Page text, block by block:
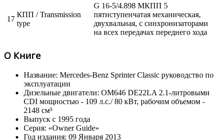
17
КПП / Transmission
type
G 16-5/4.898 МКПП 5
пятиступенчатая механическая,
двухвальная, с синхронизаторами
на всех передачах переднего хода
О Книге
Название: Mercedes-Benz Sprinter Classic руководство по
эксплуатации
Дизельные двигатели: OM646 DE22LA 2.1-литровыми
CDI мощностью - 109 л.с./ 80 кВт, рабочим объемом -
2148 см³
Выпуск с 1995 года
Серия: «Owner Guide»
Год издания: 09 Января 2013